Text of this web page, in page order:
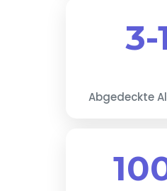
3-
Abgedeckte